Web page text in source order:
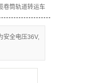
卷筒轨道转运车
安全电压36V,